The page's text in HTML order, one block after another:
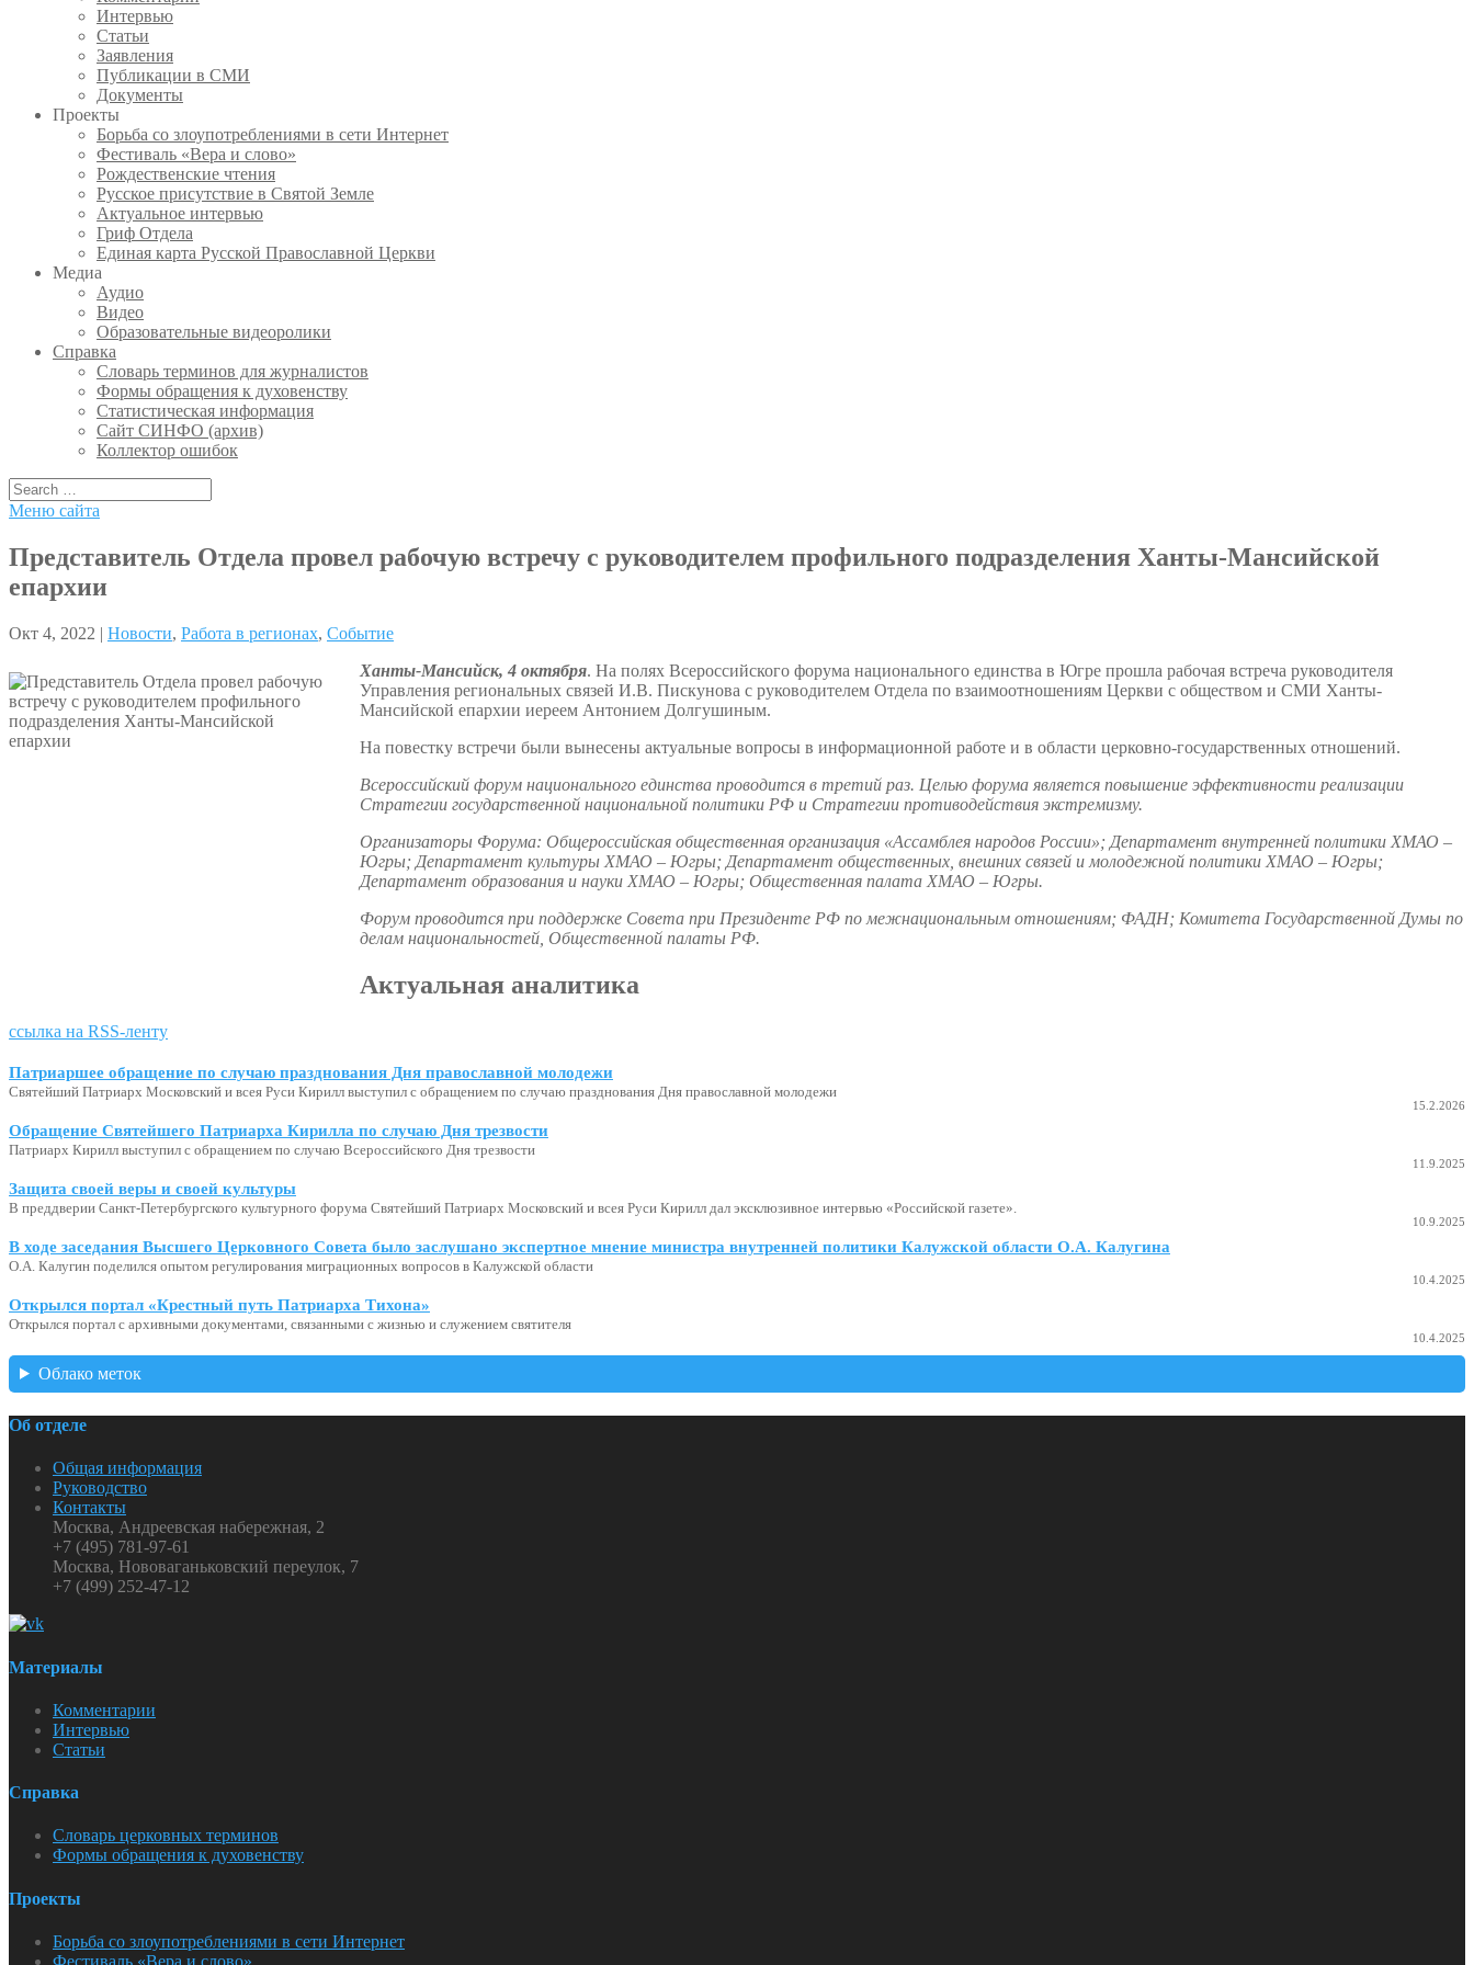
Интервью
Статьи
Заявления
Публикации в СМИ
Документы
Проекты
Борьба со злоупотреблениями в сети Интернет
Фестиваль «Вера и слово»
Рождественские чтения
Русское присутствие в Святой Земле
Актуальное интервью
Гриф Отдела
Единая карта Русской Православной Церкви
Медиа
Аудио
Видео
Образовательные видеоролики
Справка
Словарь терминов для журналистов
Формы обращения к духовенству
Статистическая информация
Сайт СИНФО (архив)
Коллектор ошибок
Меню сайта
Представитель Отдела провел рабочую встречу с руководителем профильного подразделения Ханты-Мансийской
епархии
Окт 4, 2022 | Новости, Работа в регионах, Событие
Ханты-Мансийск, 4 октября. На полях Всероссийского форума национального единства в Югре прошла рабочая встреча руководителя
Управления региональных связей И.В. Пискунова с руководителем Отдела по взаимоотношениям Церкви с обществом и СМИ Ханты-
Мансийской епархии иереем Антонием Долгушиным.
На повестку встречи были вынесены актуальные вопросы в информационной работе и в области церковно-государственных отношений.
Всероссийский форум национального единства проводится в третий раз. Целью форума является повышение эффективности реализации
Стратегии государственной национальной политики РФ и Стратегии противодействия экстремизму.
Организаторы Форума: Общероссийская общественная организация «Ассамблея народов России»; Департамент внутренней политики ХМАО –
Югры; Департамент культуры ХМАО – Югры; Департамент общественных, внешних связей и молодежной политики ХМАО – Югры;
Департамент образования и науки ХМАО – Югры; Общественная палата ХМАО – Югры.
Форум проводится при поддержке Совета при Президенте РФ по межнациональным отношениям; ФАДН; Комитета Государственной Думы по
делам национальностей, Общественной палаты РФ.
Актуальная аналитика
ссылка на RSS-ленту
Патриаршее обращение по случаю празднования Дня православной молодежи
Святейший Патриарх Московский и всея Руси Кирилл выступил с обращением по случаю празднования Дня православной молодежи
15.2.2026
Обращение Святейшего Патриарха Кирилла по случаю Дня трезвости
Патриарх Кирилл выступил с обращением по случаю Всероссийского Дня трезвости
11.9.2025
Защита своей веры и своей культуры
В преддверии Санкт-Петербургского культурного форума Святейший Патриарх Московский и всея Руси Кирилл дал эксклюзивное интервью «Российской газете».
10.9.2025
В ходе заседания Высшего Церковного Совета было заслушано экспертное мнение министра внутренней политики Калужской области О.А. Калугина
О.А. Калугин поделился опытом регулирования миграционных вопросов в Калужской области
10.4.2025
Открылся портал «Крестный путь Патриарха Тихона»
Открылся портал с архивными документами, связанными с жизнью и служением святителя
10.4.2025
Облако меток
Об отделе
Общая информация
Руководство
Контакты
Москва, Андреевская набережная, 2
+7 (495) 781-97-61
Москва, Нововаганьковский переулок, 7
+7 (499) 252-47-12
Материалы
Комментарии
Интервью
Статьи
Справка
Словарь церковных терминов
Формы обращения к духовенству
Проекты
Борьба со злоупотреблениями в сети Интернет
Фестиваль «Вера и слово»